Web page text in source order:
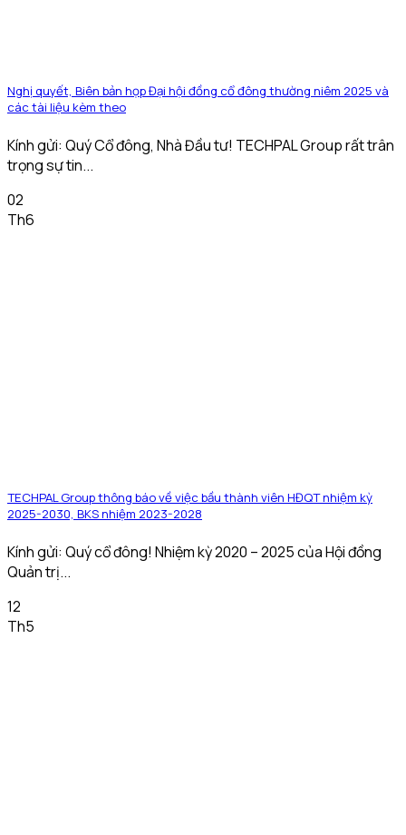
Nghị quyết, Biên bản họp Đại hội đồng cổ đông thường niêm 2025 và
các tài liệu kèm theo
Kính gửi: Quý Cổ đông, Nhà Đầu tư! TECHPAL Group rất trân
trọng sự tin...
02
Th6
TECHPAL Group thông báo về việc bầu thành viên HĐQT nhiệm kỳ
2025-2030, BKS nhiệm 2023-2028
Kính gửi: Quý cổ đông! Nhiệm kỳ 2020 – 2025 của Hội đồng
Quản trị...
12
Th5